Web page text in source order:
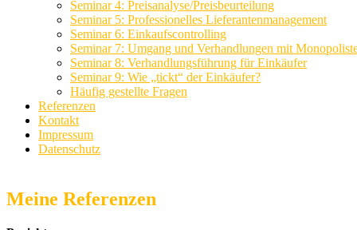
Seminar 4: Preisanalyse/Preisbeurteilung
Seminar 5: Professionelles Lieferantenmanagement
Seminar 6: Einkaufscontrolling
Seminar 7: Umgang und Verhandlungen mit
Seminar 8: Verhandlungsführung für Einkäufer
Seminar 9: Wie „tickt“ der Einkäufer?
Häufig gestellte Fragen
Referenzen
Kontakt
Impressum
Datenschutz
Meine Referenzen